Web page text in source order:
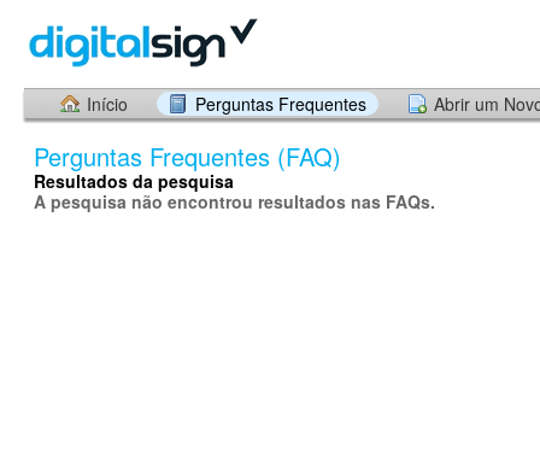
Início Perguntas Frequentes Abrir um
Perguntas Frequentes (FAQ)
Resultados da pesquisa
A pesquisa não encontrou resultados nas FAQs.